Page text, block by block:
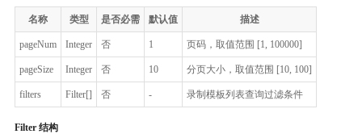
名称 类型 是否必需 默认值 描述
pageNum Integer 否 1 页码，取值范围 [1, 100000]
pageSize Integer 否 10 分页大小，取值范围 [10, 100]
filters Filter[] 否 - 录制模板列表查询过滤条件
Filter 结构